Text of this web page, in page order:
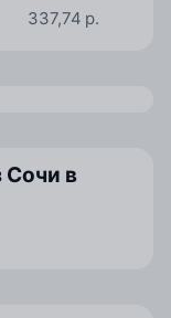
337,74 р.
Сочи в